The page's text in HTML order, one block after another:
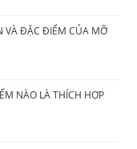
VÀ ĐẶC ĐIỂM CỦA MỠ
NÀO LÀ THÍCH HỢP